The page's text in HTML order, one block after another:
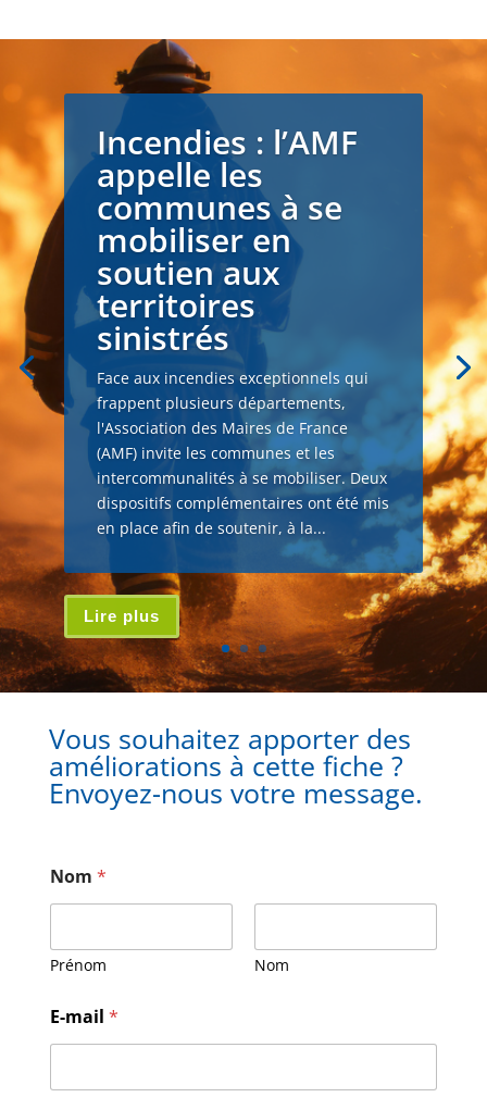
Incendies : l’AMF
appelle les
communes à se
mobiliser en
soutien aux
territoires
sinistrés
Face aux incendies exceptionnels qui
frappent plusieurs départements,
l'Association des Maires de France
(AMF) invite les communes et les
intercommunalités à se mobiliser. Deux
dispositifs complémentaires ont été mis
en place afin de soutenir, à la...
Lire plus
Vous souhaitez apporter des
améliorations à cette fiche ?
Envoyez-nous votre message.
Nom *
Prénom Nom
*
M
s
E-mail *